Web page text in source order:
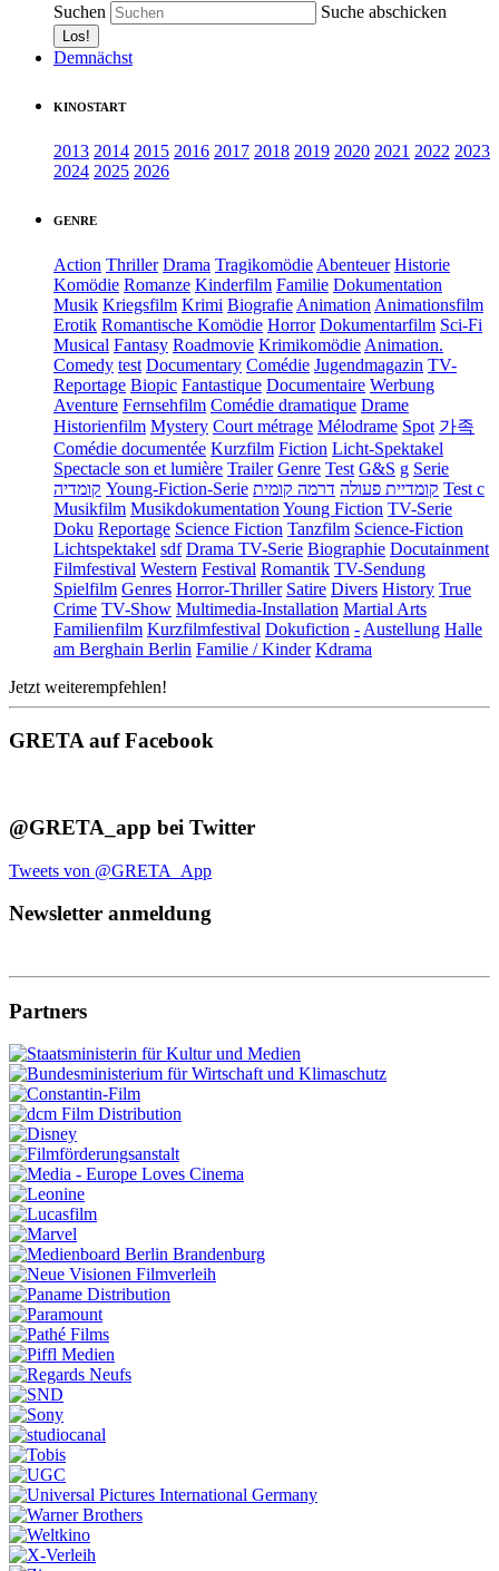
Suchen Suche abschicken
Demnächst
KINOSTART
2013 2014 2015 2016 2017 2018 2019 2020 2021 2022 2023
2024 2025 2026
GENRE
Action Thriller Drama Tragikomödie Abenteuer Historie
Komödie Romanze Kinderfilm Familie Dokumentation
Musik Kriegsfilm Krimi Biografie Animation Animationsfilm
Erotik Romantische Komödie Horror Dokumentarfilm Sci-Fi
Musical Fantasy Roadmovie Krimikomödie Animation.
Comedy test Documentary Comédie Jugendmagazin TV-
Reportage Biopic Fantastique Documentaire Werbung
Aventure Fernsehfilm Comédie dramatique Drame
Historienfilm Mystery Court métrage Mélodrame Spot 가족
Comédie documentée Kurzfilm Fiction Licht-Spektakel
Spectacle son et lumière Trailer Genre Test G&S g Serie
קומדיה Young-Fiction-Serie קומדיית פעולה דרמה קומית
Test c
Musikfilm Musikdokumentation Young Fiction TV-Serie
Doku Reportage Science Fiction Tanzfilm Science-Fiction
Lichtspektakel sdf Drama TV-Serie Biographie Docutainment
Filmfestival Western Festival Romantik TV-Sendung
Spielfilm Genres Horror-Thriller Satire Divers History True
Crime TV-Show Multimedia-Installation Martial Arts
Familienfilm Kurzfilmfestival Dokufiction - Austellung Halle
am Berghain Berlin Familie / Kinder Kdrama
Jetzt weiterempfehlen!
GRETA auf Facebook
@GRETA_app bei Twitter
Tweets von @GRETA_App
Newsletter anmeldung
Partners